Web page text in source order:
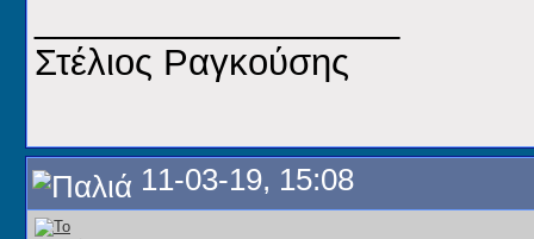
Στέλιος Ραγκούσης
11-03-19, 15:08